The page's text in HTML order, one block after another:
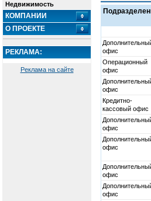
Недвижимость
КОМПАНИИ
О ПРОЕКТЕ
РЕКЛАМА:
Реклама на сайте
офис
Операционный
офис
офис
Кредитно-
кассовый офис
офис
офис
офис
офис